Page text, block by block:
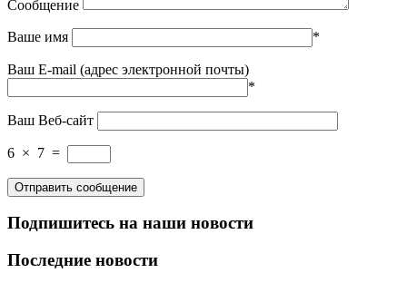
Сообщение
Ваше имя *
Ваш E-mail (адрес электронной почты)
*
Ваш Веб-сайт
6 × 7 =
Подпишитесь на наши новости
Последние новости